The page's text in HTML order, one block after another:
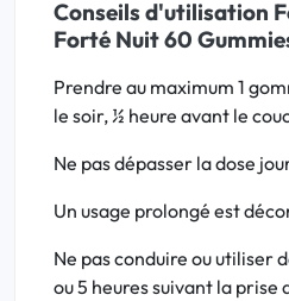
Conseils d'utilisation
Forté Nuit 60
Prendre au maximum 1
le soir, ½ heure avant le
Ne pas dépasser la dose
Un usage prolongé est
Ne pas conduire ou utiliser
ou 5 heures suivant la prise